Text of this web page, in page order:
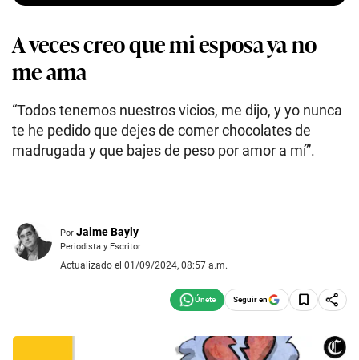
A veces creo que mi esposa ya no
me ama
“Todos tenemos nuestros vicios, me dijo, y yo nunca
te he pedido que dejes de comer chocolates de
madrugada y que bajes de peso por amor a mí”.
Por Jaime Bayly
Periodista y Escritor
Actualizado el 01/09/2024, 08:57 a.m.
Seguir en